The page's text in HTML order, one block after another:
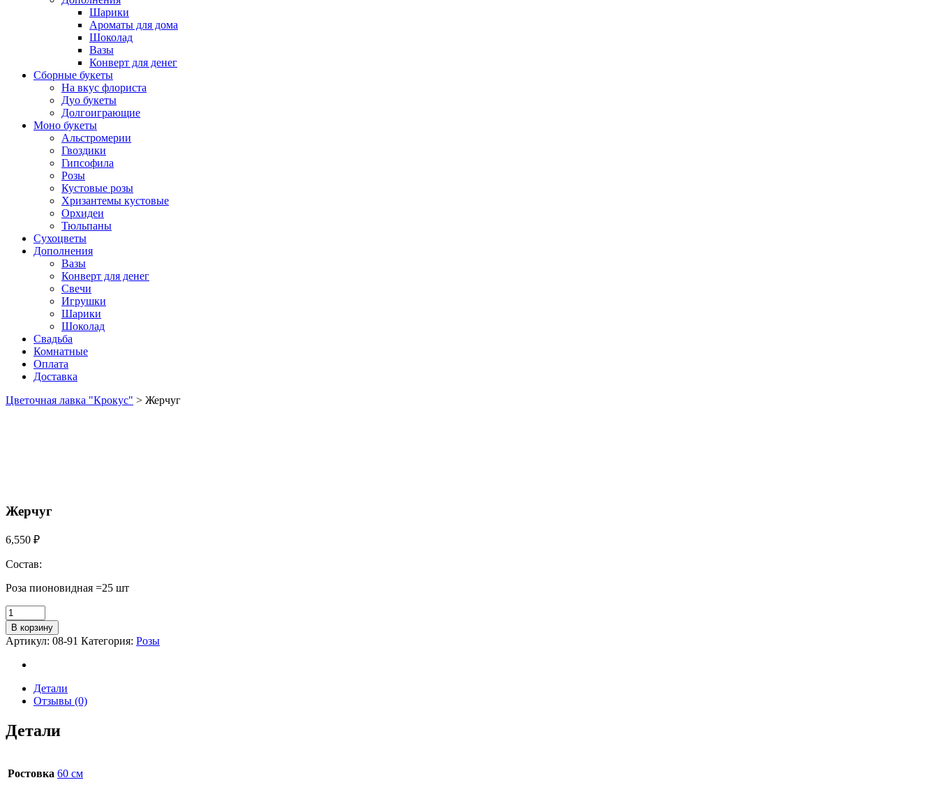
Шарики
Ароматы для дома
Шоколад
Вазы
Конверт для денег
Сборные букеты
На вкус флориста
Дуо букеты
Долгоиграющие
Моно букеты
Альстромерии
Гвоздики
Гипсофила
Розы
Кустовые розы
Хризантемы кустовые
Орхидеи
Тюльпаны
Сухоцветы
Дополнения
Вазы
Конверт для денег
Свечи
Игрушки
Шарики
Шоколад
Свадьба
Комнатные
Оплата
Доставка
Цветочная лавка "Крокус" > Жерчуг
Жерчуг
6,550 ₽
Состав:
Роза пионовидная =25 шт
В корзину
Артикул: 08-91 Категория: Розы
Детали
Отзывы (0)
Детали
Ростовка 60 см